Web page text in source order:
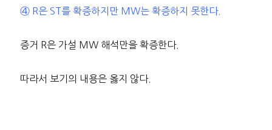
④ R은 ST를 확증하지만 MW는 확증하지 못한다.
증거 R은 가설 MW 해석만을 확증한다.
따라서 보기의 내용은 옳지 않다.